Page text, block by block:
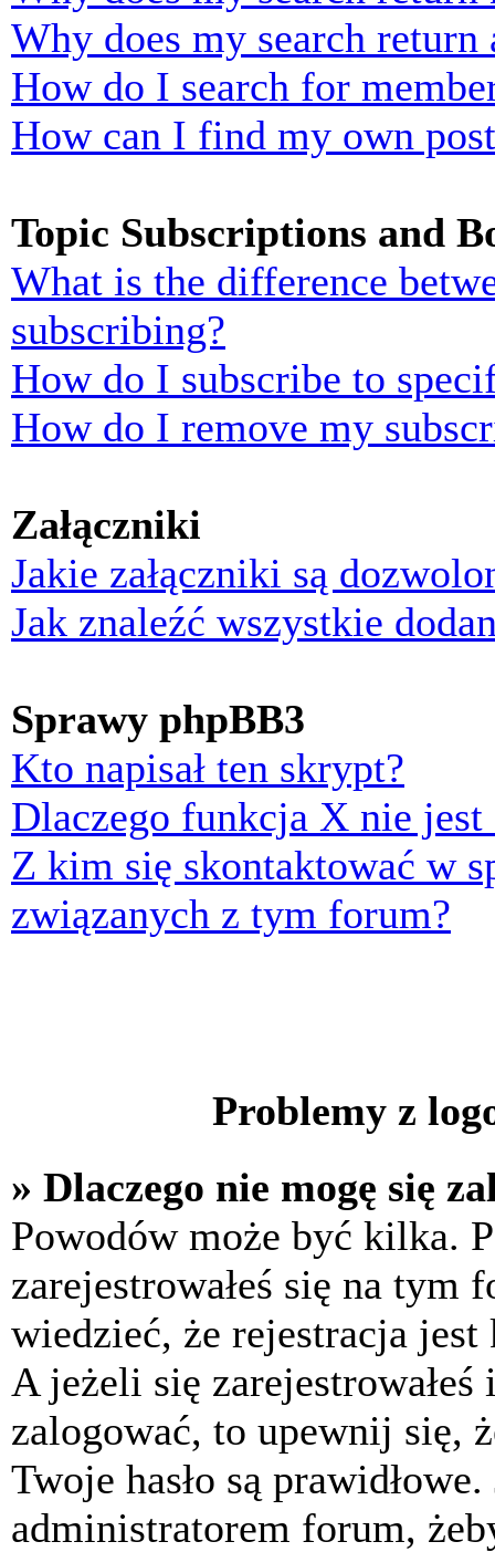
Why does my search return
How do I search for
How can I find my own
Topic Subscriptions and
What is the difference
subscribing?
How do I subscribe to
How do I remove my
Załączniki
Jakie załączniki są
Jak znaleźć wszystkie
Sprawy phpBB3
Kto napisał ten skrypt?
Dlaczego funkcja X nie jest
Z kim się skontaktować w
związanych z tym forum?
Problemy z
» Dlaczego nie mogę się
Powodów może być kilka.
zarejestrowałeś się na tym
wiedzieć, że rejestracja
A jeżeli się
zalogować, to upewnij się,
Twoje hasło są
administratorem forum,